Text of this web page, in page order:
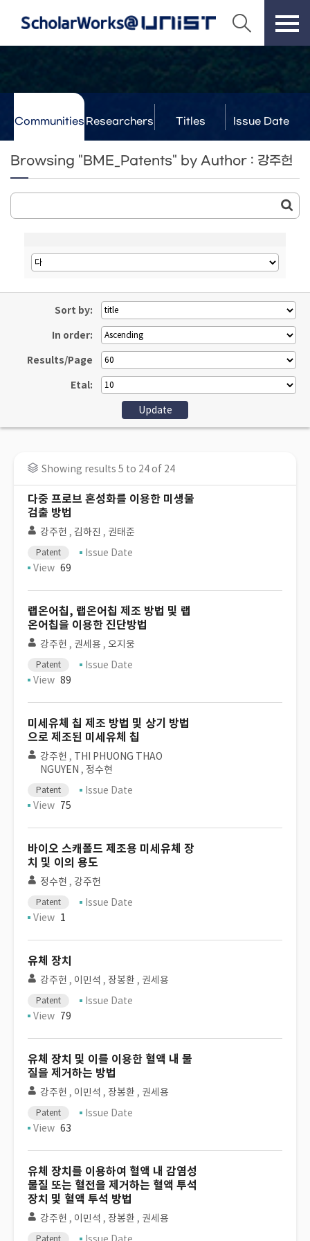
Communities Researchers Titles Issue Date
Browsing "BME_Patents" by Author : 강주헌
Sort by:
In order:
Results/Page
Etal:
Showing results 5 to 24 of 24
다중 프로브 혼성화를 이용한 미생물
검출 방법
강주헌 , 김하진 , 권태준
Patent
Issue Date
View 69
랩온어칩, 랩온어칩 제조 방법 및 랩
온어칩을 이용한 진단방법
강주헌 , 권세용 , 오지웅
Patent
Issue Date
View 89
미세유체 칩 제조 방법 및 상기 방법
으로 제조된 미세유체 칩
강주헌 , THI PHUONG THAO
NGUYEN , 정수현
Patent
Issue Date
View 75
바이오 스캐폴드 제조용 미세유체 장
치 및 이의 용도
정수현 , 강주헌
Patent
Issue Date
View 1
유체 장치
강주헌 , 이민석 , 장봉환 , 권세용
Patent
Issue Date
View 79
유체 장치 및 이를 이용한 혈액 내 물
질을 제거하는 방법
강주헌 , 이민석 , 장봉환 , 권세용
Patent
Issue Date
View 63
유체 장치를 이용하여 혈액 내 감염성
물질 또는 혈전을 제거하는 혈액 투석
장치 및 혈액 투석 방법
강주헌 , 이민석 , 장봉환 , 권세용
Patent